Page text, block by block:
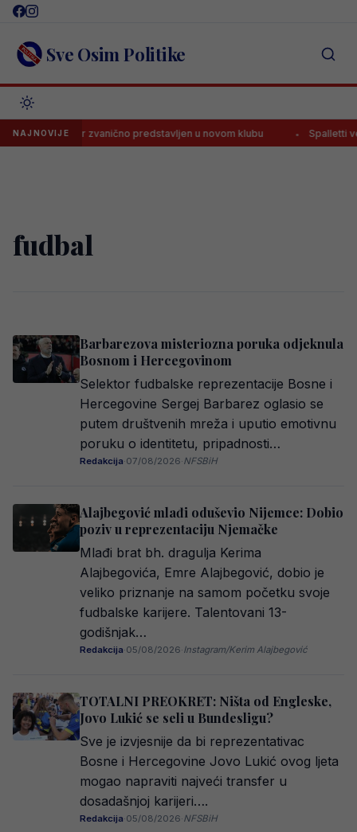
Skip
content Sve Osim Politike
NAJNOVIJE
Samed Baždar zvanično predstavljen u novom klubu Spalletti
fudbal
Barbarezova misteriozna poruka odjeknula
Bosnom i Hercegovinom
Selektor fudbalske reprezentacije Bosne i
Hercegovine Sergej Barbarez oglasio se
putem društvenih mreža i uputio emotivnu
poruku o identitetu, pripadnosti…
Redakcija·07/08/2026·NFSBiH
Alajbegović mlađi oduševio Nijemce: Dobio
poziv u reprezentaciju Njemačke
Mlađi brat bh. dragulja Kerima
Alajbegovića, Emre Alajbegović, dobio je
veliko priznanje na samom početku svoje
fudbalske karijere. Talentovani 13-
godišnjak…
Redakcija·05/08/2026·Instagram/Kerim Alajbegović
TOTALNI PREOKRET: Ništa od Engleske,
Jovo Lukić se seli u Bundesligu?
Sve je izvjesnije da bi reprezentativac
Bosne i Hercegovine Jovo Lukić ovog ljeta
mogao napraviti najveći transfer u
dosadašnjoj karijeri….
Redakcija·05/08/2026·NFSBiH